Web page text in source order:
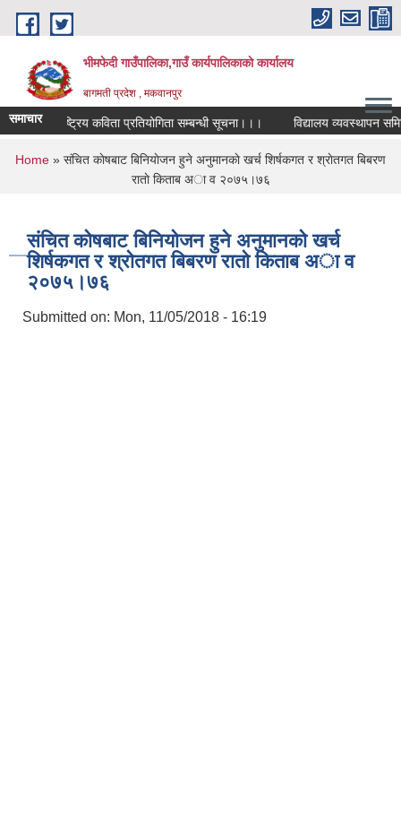
Skip to main content
भीमफेदी गाउँपालिका,गाउँ कार्यपालिकाकाे कार्यालय
बागमती प्रदेश , मकवानपुर
समाचारराष्ट्रिय कविता प्रतियोगिता सम्बन्धी सूचना।।। विद्यालय व्यवस्थापन
You are here
Home » संचित काेषबाट बिनियाेजन हुने अनुमानकाे खर्च शिर्षकगत र श्राेतगत बिबरण
राताे किताब अा‍ व २‍०७५।७६
संचित काेषबाट बिनियाेजन हुने अनुमानकाे खर्च
शिर्षकगत र श्राेतगत बिबरण राताे किताब अा‍ व
२‍०७५।७६
Submitted on: Mon, 11/05/2018 - 16:19